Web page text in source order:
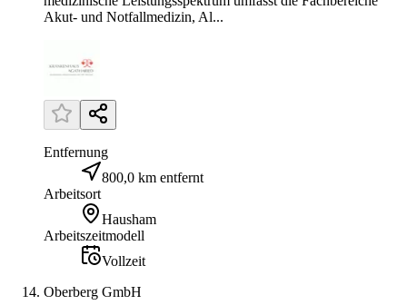
Akut- und Notfallmedizin, Al...
Entfernung
800,0 km entfernt
Arbeitsort
Hausham
Arbeitszeitmodell
Vollzeit
Oberberg GmbH